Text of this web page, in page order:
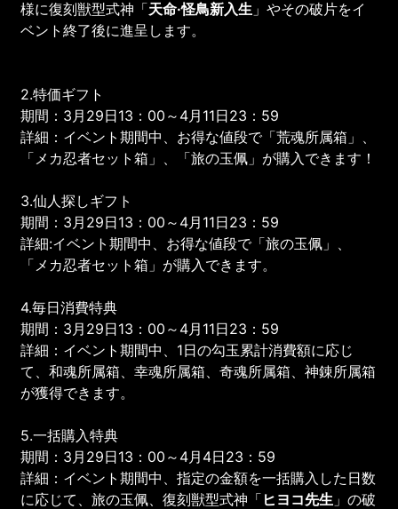
様に復刻獣型式神「天命·怪鳥新入生 」やその破片をイ
ベント終了後に進呈します。
2.特価ギフト
期間：3月29日13：00～4月11日23：59
詳細：イベント期間中、お得な値段で「荒魂所属箱」、
「メカ忍者セット箱」、「旅の玉佩」が購入できます！
3.仙人探しギフト
期間：3月29日13：00～4月11日23：59
詳細:イベント期間中、お得な値段で「旅の玉佩」、
「メカ忍者セット箱」が購入できます。
4.毎日消費特典
期間：3月29日13：00～4月11日23：59
詳細：イベント期間中、1日の勾玉累計消費額に応じ
て、和魂所属箱、幸魂所属箱、奇魂所属箱、神錬所属箱
が獲得できます。
5.一括購入特典
期間：3月29日13：00～4月4日23：59
詳細：イベント期間中、指定の金額を一括購入した日数
に応じて、旅の玉佩、復刻獣型式神「 ヒヨコ先生 」の破